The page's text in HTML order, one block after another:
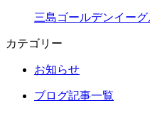
三島ゴールデンイーグ
カテゴリー
お知らせ
ブログ記事一覧